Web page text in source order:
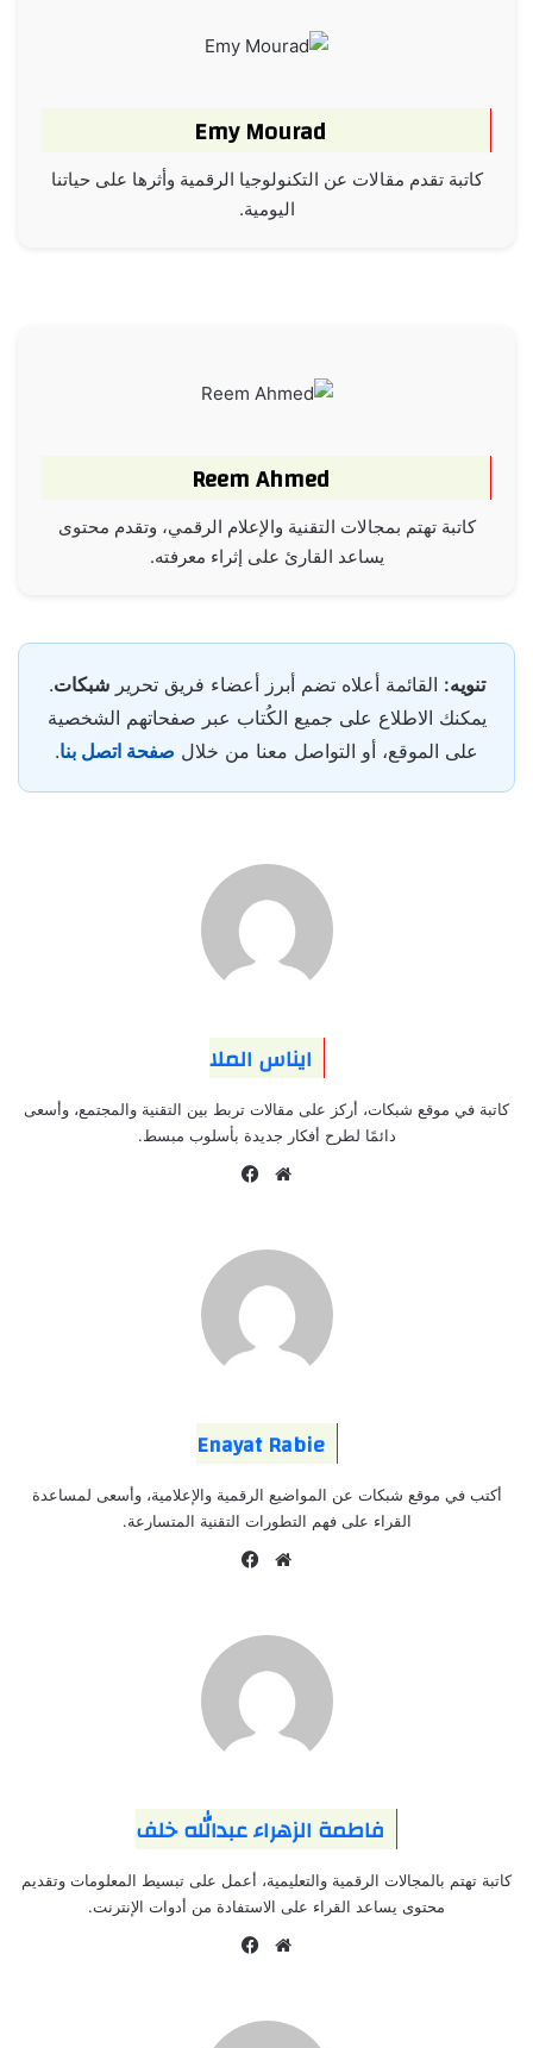
Emy Mourad
كاتبة تقدم مقالات عن التكنولوجيا الرقمية وأثرها على حياتنا
اليومية.
Reem Ahmed
كاتبة تهتم بمجالات التقنية والإعلام الرقمي، وتقدم محتوى
يساعد القارئ على إثراء معرفته.
تنويه: القائمة أعلاه تضم أبرز أعضاء فريق تحريرشبكات.
يمكنك الاطلاع على جميع الكُتاب عبر صفحاتهم الشخصية
على الموقع، أو التواصل معنا من خلال صفحة اتصل بنا.
ايناس الملا
كاتبة في موقع شبكات، أركز على مقالات تربط بين التقنية والمجتمع، وأسعى
دائمًا لطرح أفكار جديدة بأسلوب مبسط.
موقع
Enayat Rabie
أكتب في موقع شبكات عن المواضيع الرقمية والإعلامية، وأسعى لمساعدة
القراء على فهم التطورات التقنية المتسارعة.
موقع
فاطمة الزهراء عبدالله خلف
كاتبة تهتم بالمجالات الرقمية والتعليمية، أعمل على تبسيط المعلومات وتقديم
محتوى يساعد القراء على الاستفادة من أدوات الإنترنت.
موقع